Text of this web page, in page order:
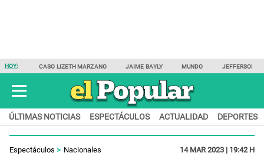
HOY: CASO LIZETH MARZANO JAIME BAYLY MUNDO JEFFERSON
ÚLTIMAS NOTICIAS ESPECTÁCULOS ACTUALIDAD DEPORTES
Espectáculos Nacionales 14 MAR 2023 | 19:42 H